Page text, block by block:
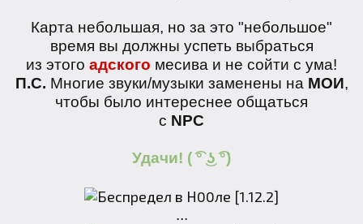
Карта небольшая, но за это "небольшое"
время вы должны успеть выбраться
из этого адского месива и не сойти с ума!
П.С. Многие звуки/музыки заменены на МОИ,
чтобы было интереснее общаться
с NPC
Удачи! ( ͡° ͜ʖ ͡°)
...